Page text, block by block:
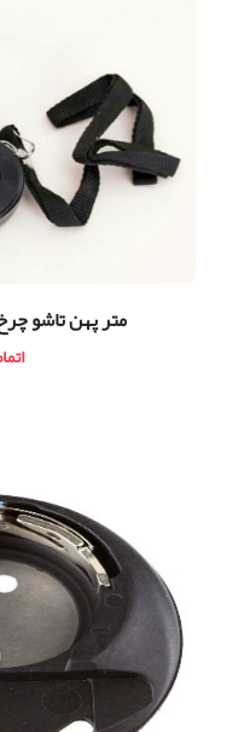
متر پهن تاشو